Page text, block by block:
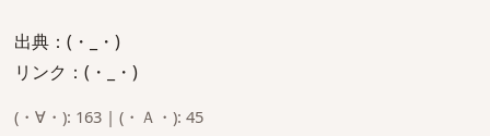
出典：(・_・)
リンク：(・_・)
(・∀・): 163 | (・Ａ・): 45